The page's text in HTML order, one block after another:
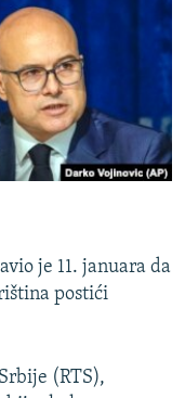
je 11. januara da
postići
(RTS),